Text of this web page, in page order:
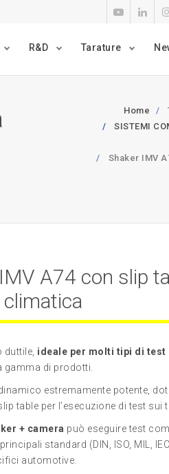
R&D Tarature
Home
SISTEMI
Shaker IMV
A74 con slip
ideale per molti tipi di test
gamma di prodotti.
estremamente potente,
table per l’esecuzione di test sui
+ camera può eseguire test
standard (DIN, ISO, MIL,
automotive.